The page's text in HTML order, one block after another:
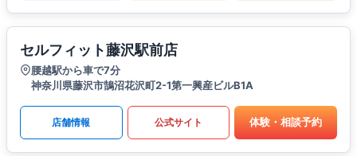
セルフィット藤沢駅前店
腰越駅から車で7分
神奈川県藤沢市鵠沼花沢町2-1第一興産ビルB1A
店舗情報 公式サイト 体験・相談予約